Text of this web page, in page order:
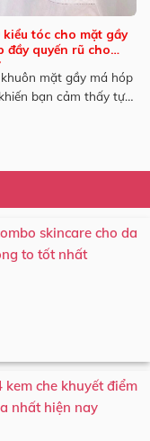
kiểu tóc cho mặt gầy
đầy quyến rũ cho
mặt gầy má hóp
bạn cảm thấy tự
skincare cho da
to tốt nhất
kem che khuyết điểm
nhất hiện nay